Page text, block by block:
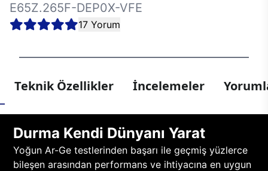
E65Z.265F-DEP0X-VFE
17 Yorum
Teknik Özellikler İncelemeler
Durma Kendi Dünyanı Yarat
Yoğun Ar-Ge testlerinden başarı ile geçmiş yüzlerce
bileşen arasından performans ve ihtiyacına en uygun